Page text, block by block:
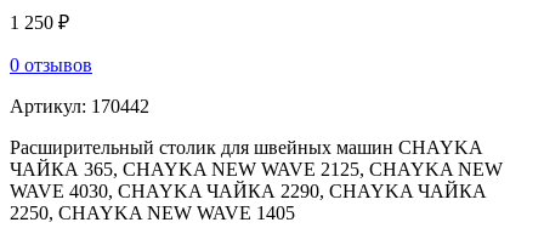
1 250 ₽
0 отзывов
Артикул: 170442
Расширительный столик для швейных машин CHAYKA
ЧАЙКА 365, CHAYKA NEW WAVE 2125, CHAYKA NEW
WAVE 4030, CHAYKA ЧАЙКА 2290, CHAYKA ЧАЙКА
2250, CHAYKA NEW WAVE 1405